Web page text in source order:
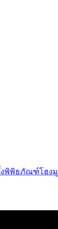
พิพิธภัณฑ์โฮง